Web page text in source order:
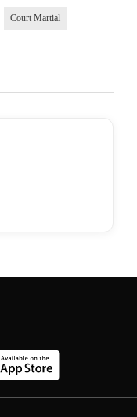
Court Martial